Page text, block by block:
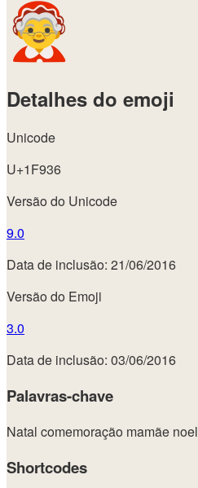
Detalhes do emoji
Unicode
U+1F936
Versão do Unicode
9.0
Data de inclusão: 21/06/2016
Versão do Emoji
3.0
Data de inclusão: 03/06/2016
Palavras-chave
Natal comemoração mamãe noel
Shortcodes